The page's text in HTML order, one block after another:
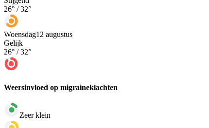
26° /32°
Woensdag12 augustus
Gelijk
26° /32°
Weersinvloed op migraineklachten
Zeer klein